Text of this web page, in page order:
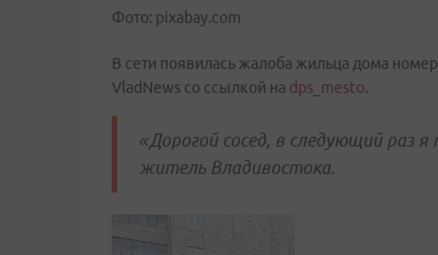
Фото: pixabay.com
В сети появилась жалоба жильца дома
VladNews со ссылкой на dps_mesto.
«Дорогой сосед, в следующий раз
житель Владивостока.